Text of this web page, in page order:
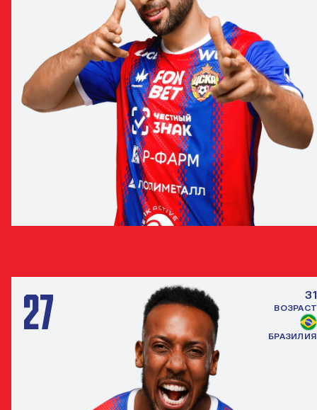
27 31
ВОЗРАСТ
БРАЗИЛИЯ